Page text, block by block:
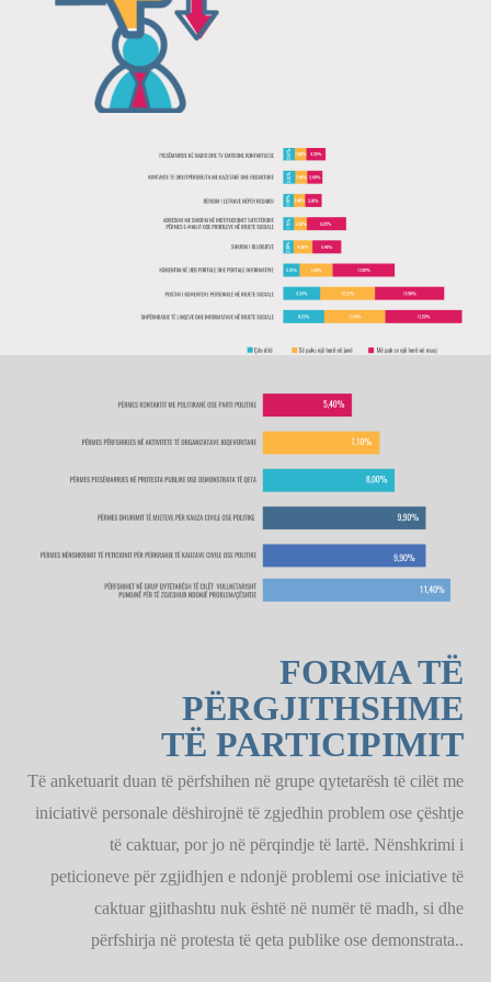
FORMA TË
PËRGJITHSHME
TË PARTICIPIMIT
Të anketuarit duan të përfshihen në grupe qytetarësh të cilët me
iniciativë personale dëshirojnë të zgjedhin problem ose çështje
të caktuar, por jo në përqindje të lartë. Nënshkrimi i
peticioneve për zgjidhjen e ndonjë problemi ose iniciative të
caktuar gjithashtu nuk është në numër të madh, si dhe
përfshirja në protesta të qeta publike ose demonstrata..